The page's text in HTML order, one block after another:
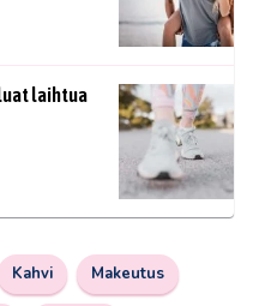
laihtua
Kahvi Makeutus